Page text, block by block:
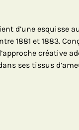
d’une esquisse
1881 et 1883.
créative
ses tissus